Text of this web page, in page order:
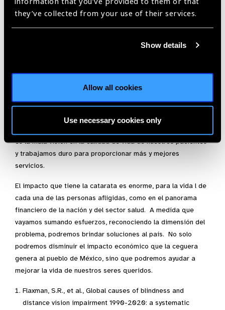
they’ve collected from your use of their services.
Show details
Allow all cookies
Use necessary cookies only
servicios, lo que permitiría una mayor cantidad de cirugías.
ceguera representa. Nos esforzamos día a día por ofrecer
cirugías en casi 200%, realizando más de mil cirugías en el
año 2018. De manera rutinaria organizamos campañas con
distintos organismos del estado para brindar atención a
es la mala visión en la calidad de vida de nuestros pacientes
y trabajamos duro para proporcionar más y mejores
servicios.
El impacto que tiene la catarata es enorme, para la vida l de
cada una de las personas afligidas, como en el panorama
financiero de la nación y del sector salud. A medida que
vayamos sumando esfuerzos, reconociendo la dimensión del
problema, podremos brindar soluciones al país. No solo
podremos disminuir el impacto económico que la ceguera
genera al pueblo de México, sino que podremos ayudar a
mejorar la vida de nuestros seres queridos.
Flaxman, S.R., et al., Global causes of blindness and
distance vision impairment 1990-2020: a systematic